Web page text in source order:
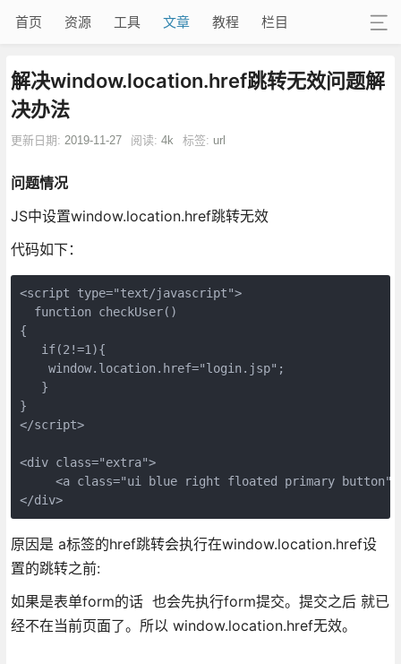
首页 资源 工具 文章 教程 栏目
解决window.location.href跳转无效问题解
决办法
更新日期: 2019-11-27 阅读: 4k 标签: url
问题情况
JS中设置window.location.href跳转无效
代码如下：
<script type="text/javascript">
  function checkUser()
{
   if(2!=1){
    window.location.href="login.jsp";
   }
}
</script>
<div class="extra">
<a class="ui blue right floated primary
</div>
原因是 a标签的href跳转会执行在window.location.href设
置的跳转之前:
如果是表单form的话 也会先执行form提交。提交之后 就已
经不在当前页面了。所以 window.location.href无效。